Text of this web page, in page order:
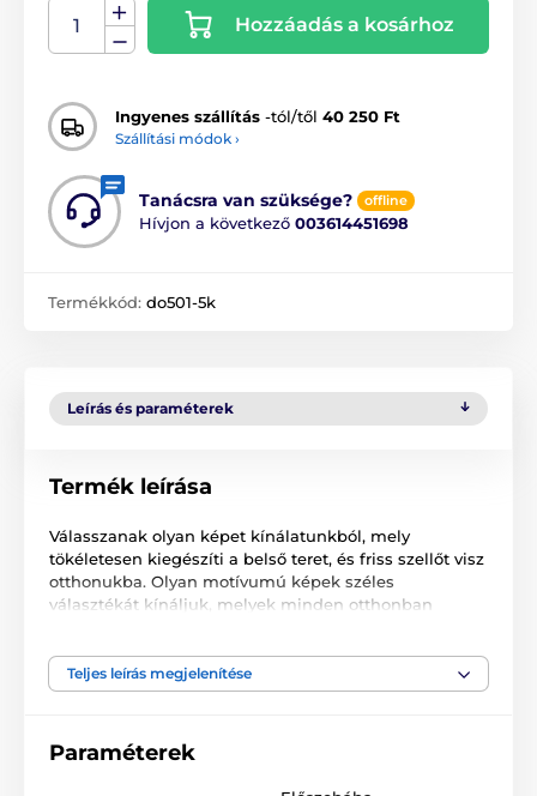
Hozzáadás a kosárhoz
Ingyenes szállítás -tól/től 40 250 Ft
Szállítási módok ›
Tanácsra van szüksége? offline
Hívjon a következő 003614451698
Termékkód: do501-5k
Leírás és paraméterek
Termék leírása
Válasszanak olyan képet kínálatunkból, mely
tökéletesen kiegészíti a belső teret, és friss szellőt visz
otthonukba. Olyan motívumú képek széles
választékát kínáljuk, melyek minden otthonban
Az 5 részes képeket két méretben kínáljuk (cm-ben):
Teljes leírás megjelenítése
Paraméterek